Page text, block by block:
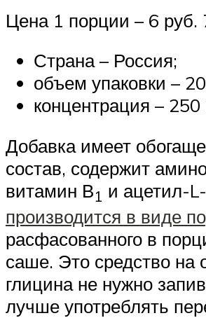
Цена 1 порции – 6 руб.
Страна – Россия;
объем упаковки –
концентрация – 250
Добавка имеет
состав, содержит
витамин В1 и ацетил-
производится в виде
расфасованного в
саше. Это средство на
глицина не нужно
лучше употреблять